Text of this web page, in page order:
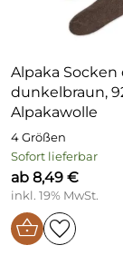
Alpaka
dunkelbraun,
Alpakawolle
4 Größen
Sofort lieferbar
ab 8,49 €
inkl. 19% MwSt.